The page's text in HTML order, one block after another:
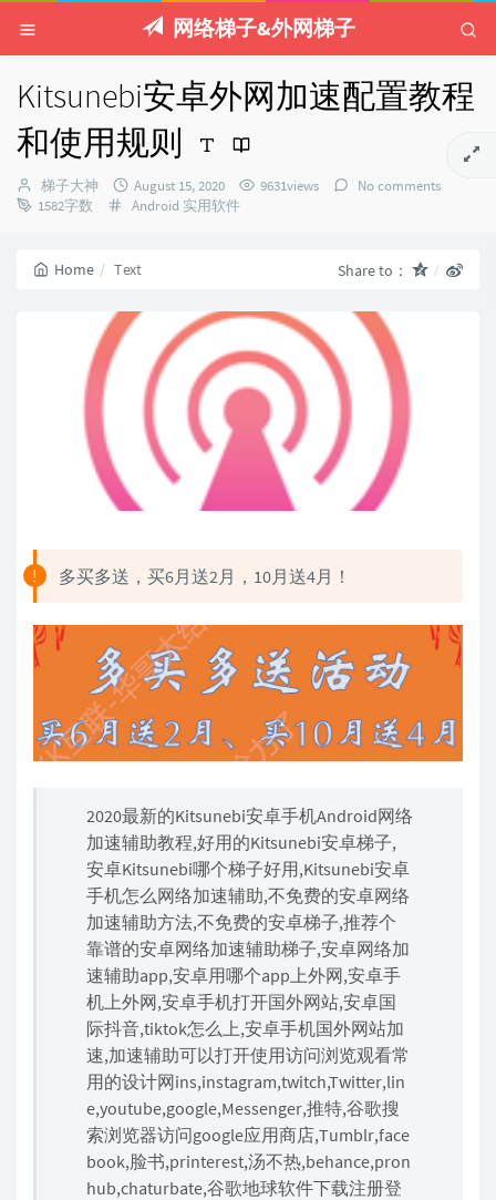
网络梯子&外网梯子
Kitsunebi安卓外网加速配置教程
和使用规则
Author：
梯子大神
发
布
August 15, 2020 9631views
No comments
1582字数
Categories：
Android 实用软件
Home Text Share to：
多买多送，买6月送2月，10月送4月！
2020最新的Kitsunebi安卓手机Android网络
加速辅助教程,好用的Kitsunebi安卓梯子,
安卓Kitsunebi哪个梯子好用,Kitsunebi安卓
手机怎么网络加速辅助,不免费的安卓网络
加速辅助方法,不免费的安卓梯子,推荐个
靠谱的安卓网络加速辅助梯子,安卓网络加
速辅助app,安卓用哪个app上外网,安卓手
机上外网,安卓手机打开国外网站,安卓国
际抖音,tiktok怎么上,安卓手机国外网站加
速,加速辅助可以打开使用访问浏览观看常
用的设计网ins,instagram,twitch,Twitter,lin
e,youtube,google,Messenger,推特,谷歌搜
索浏览器访问google应用商店,Tumblr,face
book,脸书,printerest,汤不热,behance,pron
hub,chaturbate,谷歌地球软件下载注册登